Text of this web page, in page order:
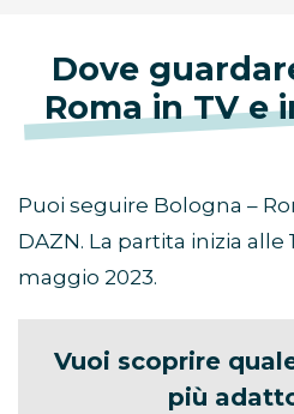
Dove
Roma in TV e
Puoi seguire Bologna –
DAZN. La partita inizia alle
maggio 2023.
Vuoi scoprire
più